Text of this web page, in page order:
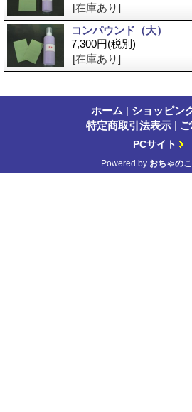
[在庫あり]
コンパウンド（大）
7,300円(税別)
[在庫あり]
ホーム | ショッピン
特定商取引法表示 |
PCサイト
Powered by おちゃの